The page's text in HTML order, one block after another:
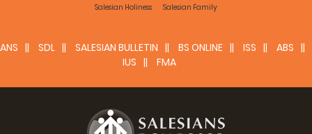
portare un primo annuncio,facendo conoscere e stimare
introdotti nelle motivazioni di fondo delle opere
missionarie, cioè l´annuncio del Regno.
Salesian Holiness Salesian Family
ANS SDL SALESIAN BULLETIN BS ONLINE ISS
ABS
IUS
FMA